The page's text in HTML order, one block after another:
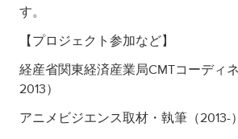
す。
【プロジェクト参加など】
経産省関東経済産業局CMTコーディ
2013）
アニメビジエンス取材・執筆（2013-）